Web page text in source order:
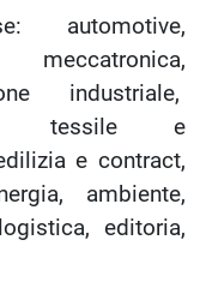
automotive,
industriale,
tessile e
e contract,
ambiente,
editoria,